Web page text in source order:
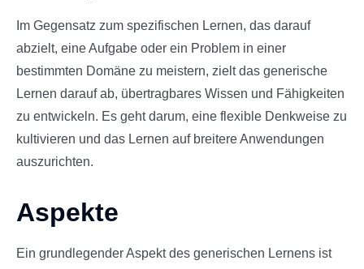
Im Gegensatz zum spezifischen Lernen, das darauf
abzielt, eine Aufgabe oder ein Problem in einer
bestimmten Domäne zu meistern, zielt das generische
Lernen darauf ab, übertragbares Wissen und Fähigkeiten
zu entwickeln. Es geht darum, eine flexible Denkweise zu
kultivieren und das Lernen auf breitere Anwendungen
auszurichten.
Aspekte
Ein grundlegender Aspekt des generischen Lernens ist